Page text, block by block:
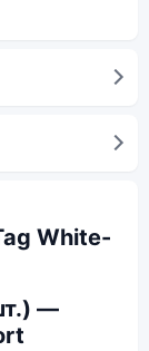
White-
—